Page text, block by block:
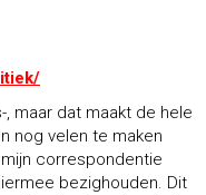
maar dat maakt de hele
nog velen te maken
correspondentie
bezighouden. Dit